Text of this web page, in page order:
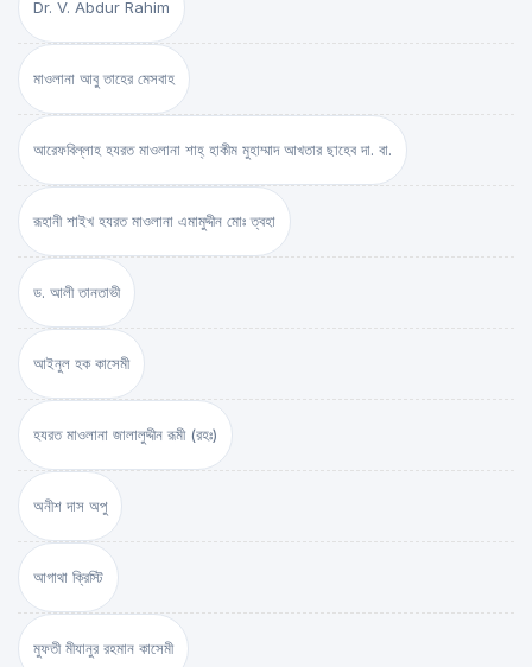
Dr. V. Abdur Rahim
মাওলানা আবু তাহের মেসবাহ
আরেফবিল্লাহ হযরত মাওলানা শাহ্ হাকীম মুহাম্মাদ আখতার ছাহেব দা. বা.
রূহানী শাইখ হযরত মাওলানা এমামুদ্দীন মোঃ ত্বহা
ড. আলী তানতাভী
আইনুল হক কাসেমী
হযরত মাওলানা জালালুদ্দীন রূমী (রহঃ)
অনীশ দাস অপু
আগাথা ক্রিস্টি
মুফতী মীযানুর রহমান কাসেমী